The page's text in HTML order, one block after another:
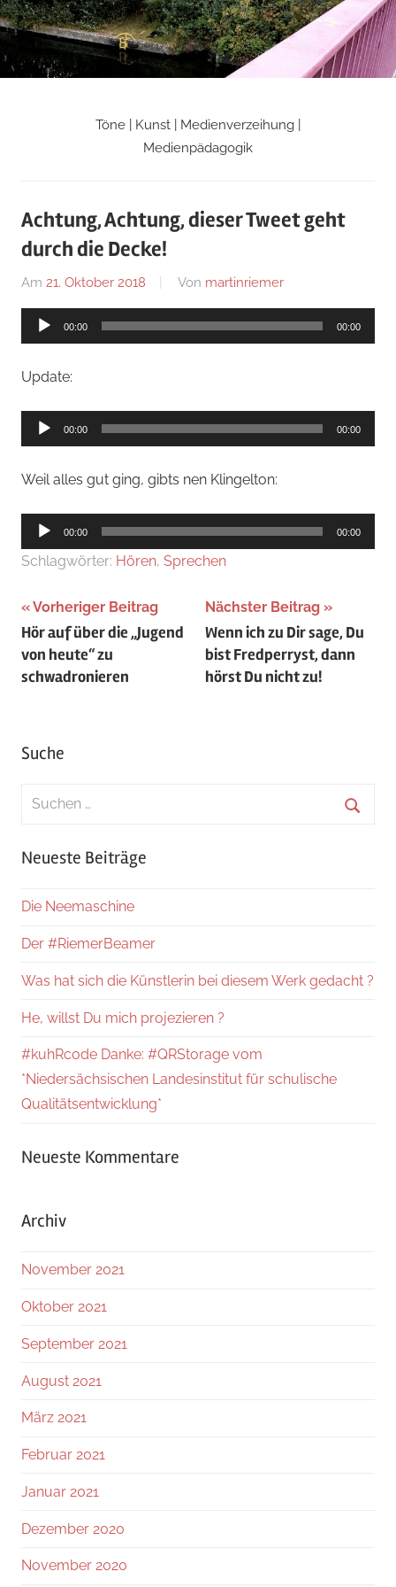
Zum
Inhalt
springen
Martin
Blog
Töne | Kunst | Medienverzeihung |
Medienpädagogik
Achtung, Achtung, dieser Tweet geht
durch die Decke!
Am 21. Oktober 2018 Von martinriemer
Uncategorized
Audio-
Player
00:00 00:00
Update:
Audio-
Player
00:00 00:00
Weil alles gut ging, gibts nen Klingelton:
Audio-
Player
00:00 00:00
Schlagwörter: Hören, Sprechen
Beitragsnavigation
Vorheriger Beitrag
Hör auf über die „Jugend
von heute“ zu
schwadronieren
Nächster Beitrag
Wenn ich zu Dir sage, Du
bist Fredperryst, dann
hörst Du nicht zu!
Suche
Suchen
Neueste Beiträge
Die Neemaschine
Der #RiemerBeamer
Was hat sich die Künstlerin bei diesem Werk gedacht ?
He, willst Du mich projezieren ?
#kuhRcode Danke: #QRStorage vom
*Niedersächsischen Landesinstitut für schulische
Qualitätsentwicklung*
Neueste Kommentare
Archiv
November 2021
Oktober 2021
September 2021
August 2021
März 2021
Februar 2021
Januar 2021
Dezember 2020
November 2020